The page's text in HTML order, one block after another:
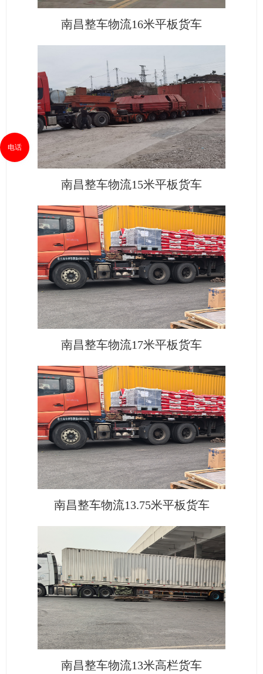
南昌整车物流16米平板货车
南昌整车物流15米平板货车
南昌整车物流17米平板货车
南昌整车物流13.75米平板货车
南昌整车物流13米高栏货车
电话